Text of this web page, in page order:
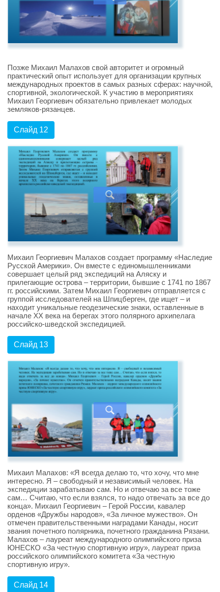
Позже Михаил Малахов свой авторитет и огромный
практический опыт использует для организации крупных
международных проектов в самых разных сферах: научной,
спортивной, экологической. К участию в мероприятиях
Михаил Георгиевич обязательно привлекает молодых
земляков-рязанцев.
Слайд 12
Михаил Георгиевич Малахов создает программу «Наследие
Русской Америки». Он вместе с единомышленниками
совершает целый ряд экспедиций на Аляску и
прилегающие острова – территории, бывшие с 1741 по 1867
гг. российскими. Затем Михаил Георгиевич отправляется с
группой исследователей на Шпицберген, где ищет – и
находит уникальные геодезические знаки, оставленные в
начале XX века на берегах этого полярного архипелага
российско-шведской экспедицией.
Слайд 13
Михаил Малахов: «Я всегда делаю то, что хочу, что мне
интересно. Я – свободный и независимый человек. На
экспедиции зарабатываю сам. Но и отвечаю за все тоже
сам… Считаю, что если взялся, то надо отвечать за все до
конца». Михаил Георгиевич – Герой России, кавалер
орденов «Дружбы народов», «За личное мужество». Он
отмечен правительственными наградами Канады, носит
звания почетного полярника, почетного гражданина Рязани.
Малахов – лауреат международного олимпийского приза
ЮНЕСКО «За честную спортивную игру», лауреат приза
российского олимпийского комитета «За честную
спортивную игру».
Слайд 14